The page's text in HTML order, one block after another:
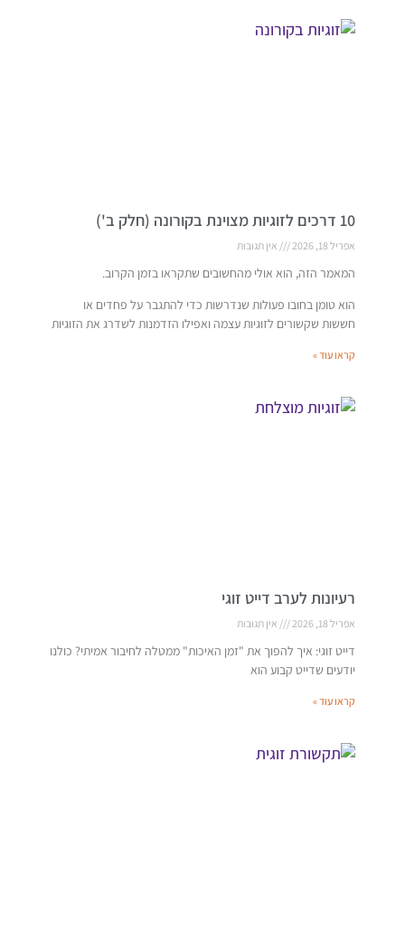
10 דרכים לזוגיות מצוינת בקורונה (חלק ב')
אפריל 18, 2026 אין תגובות
המאמר הזה, הוא אולי מהחשובים שתקראו בזמן הקרוב.
הוא טומן בחובו פעולות שנדרשות כדי להתגבר על פחדים או
חששות שקשורים לזוגיות עצמה ואפילו הזדמנות לשדרג את הזוגיות
קראו עוד »
רעיונות לערב דייט זוגי
אפריל 18, 2026 אין תגובות
דייט זוגי: איך להפוך את "זמן האיכות" ממטלה לחיבור אמיתי? כולנו
יודעים שדייט קבוע הוא
קראו עוד »